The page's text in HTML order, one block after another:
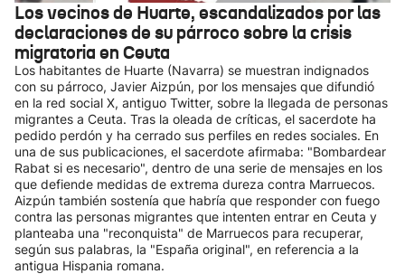
Los vecinos de Huarte, escandalizados por las
declaraciones de su párroco sobre la crisis
migratoria en Ceuta
Los habitantes de Huarte (Navarra) se muestran indignados
con su párroco, Javier Aizpún, por los mensajes que difundió
en la red social X, antiguo Twitter, sobre la llegada de personas
migrantes a Ceuta. Tras la oleada de críticas, el sacerdote ha
pedido perdón y ha cerrado sus perfiles en redes sociales. En
una de sus publicaciones, el sacerdote afirmaba: "Bombardear
Rabat si es necesario", dentro de una serie de mensajes en los
que defiende medidas de extrema dureza contra Marruecos.
Aizpún también sostenía que habría que responder con fuego
contra las personas migrantes que intenten entrar en Ceuta y
planteaba una "reconquista" de Marruecos para recuperar,
según sus palabras, la "España original", en referencia a la
antigua Hispania romana.